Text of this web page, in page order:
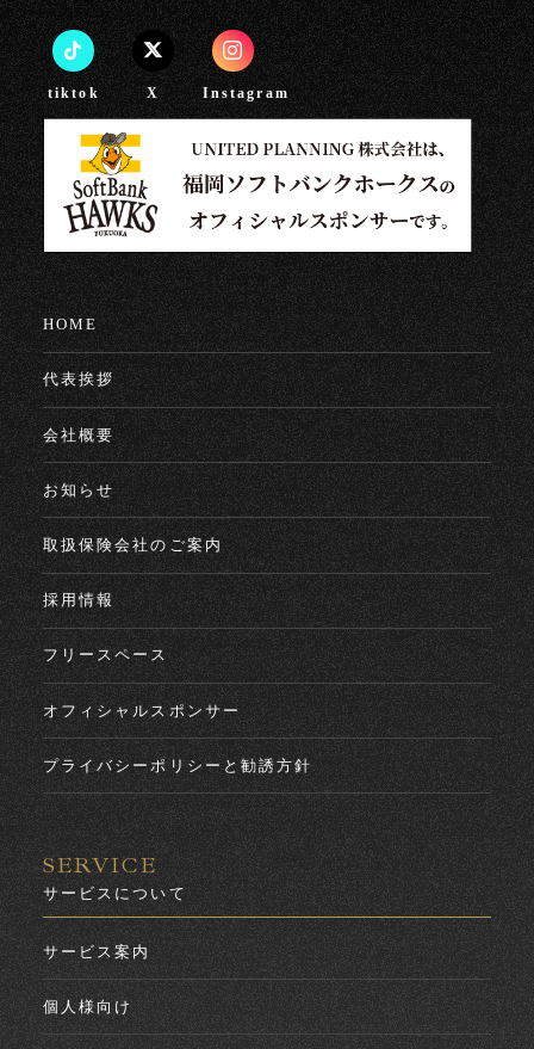
tiktok X Instagram
HOME
代表挨拶
会社概要
お知らせ
取扱保険会社のご案内
採用情報
フリースペース
オフィシャルスポンサー
プライバシーポリシーと勧誘方針
SERVICE
サービスについて
サービス案内
個人様向け